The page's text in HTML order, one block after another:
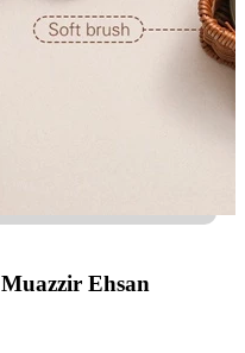
Ehsan